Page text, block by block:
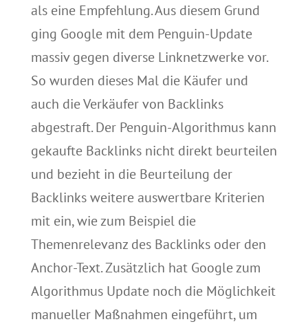
als eine Empfehlung. Aus diesem Grund
ging Google mit dem Penguin-Update
massiv gegen diverse Linknetzwerke vor.
So wurden dieses Mal die Käufer und
auch die Verkäufer von Backlinks
abgestraft. Der Penguin-Algorithmus kann
gekaufte Backlinks nicht direkt beurteilen
und bezieht in die Beurteilung der
Backlinks weitere auswertbare Kriterien
mit ein, wie zum Beispiel die
Themenrelevanz des Backlinks oder den
Anchor-Text. Zusätzlich hat Google zum
Algorithmus Update noch die Möglichkeit
manueller Maßnahmen eingeführt, um